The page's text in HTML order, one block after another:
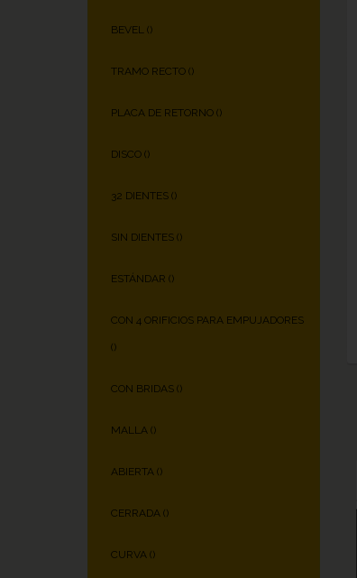
BEVEL ()
TRAMO RECTO ()
PLACA DE RETORNO ()
DISCO ()
32 DIENTES ()
SIN DIENTES ()
ESTÁNDAR ()
CON 4 ORIFICIOS PARA EMPUJADORES
()
CON BRIDAS ()
MALLA ()
ABIERTA ()
CERRADA ()
CURVA ()